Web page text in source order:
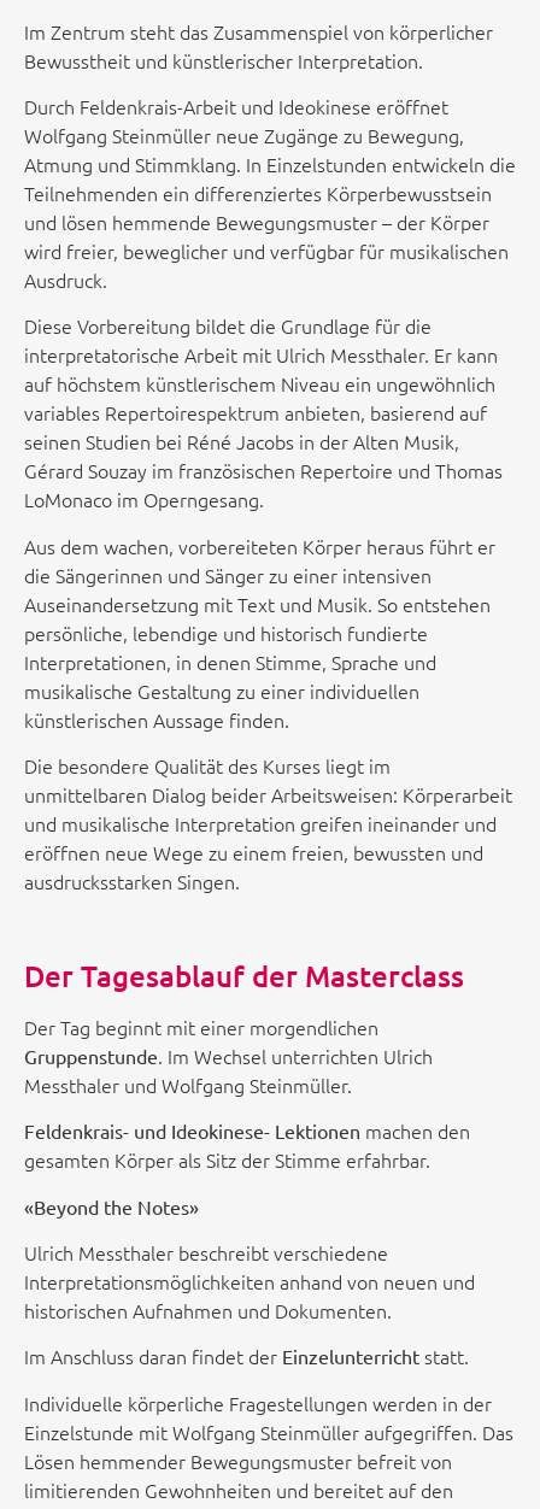
Im Zentrum steht das Zusammenspiel von körperlicher
Bewusstheit und künstlerischer Interpretation.
Durch Feldenkrais-Arbeit und Ideokinese eröffnet
Wolfgang Steinmüller neue Zugänge zu Bewegung,
Atmung und Stimmklang. In Einzelstunden entwickeln die
Teilnehmenden ein differenziertes Körperbewusstsein
und lösen hemmende Bewegungsmuster – der Körper
wird freier, beweglicher und verfügbar für musikalischen
Ausdruck.
Diese Vorbereitung bildet die Grundlage für die
interpretatorische Arbeit mit Ulrich Messthaler. Er kann
auf höchstem künstlerischem Niveau ein ungewöhnlich
variables Repertoirespektrum anbieten, basierend auf
seinen Studien bei Réné Jacobs in der Alten Musik,
Gérard Souzay im französischen Repertoire und Thomas
LoMonaco im Operngesang.
Aus dem wachen, vorbereiteten Körper heraus führt er
die Sängerinnen und Sänger zu einer intensiven
Auseinandersetzung mit Text und Musik. So entstehen
persönliche, lebendige und historisch fundierte
Interpretationen, in denen Stimme, Sprache und
musikalische Gestaltung zu einer individuellen
künstlerischen Aussage finden.
Die besondere Qualität des Kurses liegt im
unmittelbaren Dialog beider Arbeitsweisen: Körperarbeit
und musikalische Interpretation greifen ineinander und
eröffnen neue Wege zu einem freien, bewussten und
ausdrucksstarken Singen.
Der Tagesablauf der Masterclass
Der Tag beginnt mit einer morgendlichen
Gruppenstunde. Im Wechsel unterrichten Ulrich
Messthaler und Wolfgang Steinmüller.
Feldenkrais- und Ideokinese- Lektionen machen den
gesamten Körper als Sitz der Stimme erfahrbar.
«Beyond the Notes»
Ulrich Messthaler beschreibt verschiedene
Interpretationsmöglichkeiten anhand von neuen und
historischen Aufnahmen und Dokumenten.
Im Anschluss daran findet der Einzelunterricht statt.
Individuelle körperliche Fragestellungen werden in der
Einzelstunde mit Wolfgang Steinmüller aufgegriffen. Das
Lösen hemmender Bewegungsmuster befreit von
limitierenden Gewohnheiten und bereitet auf den